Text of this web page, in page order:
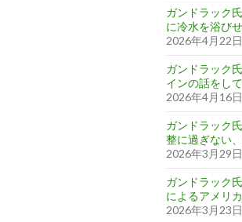
ガンドラック
に冷水を浴び
2026年4月22日
ガンドラック
インの話をし
2026年4月16日
ガンドラック
整に過ぎない
2026年3月29日
ガンドラック
によるアメリ
2026年3月23日